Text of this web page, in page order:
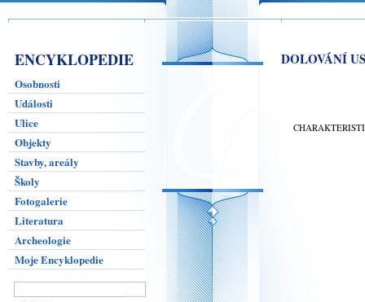
ENCYKLOPEDIE
Osobnosti
Události
Ulice
Objekty
Stavby, areály
Školy
Fotogalerie
Literatura
Archeologie
Moje Encyklopedie
DOLOVÁNÍ